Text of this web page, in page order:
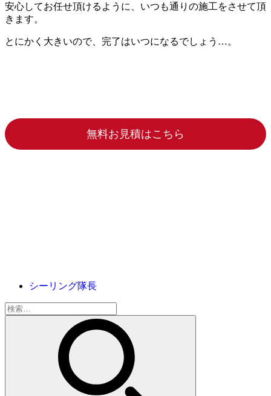
安心してお任せ頂けるように、いつも通りの施工をさせて頂
きます。
とにかく大きいので、完了はいつになるでしょう…。
無料お見積はこちら
シーリング隊長
検
索: